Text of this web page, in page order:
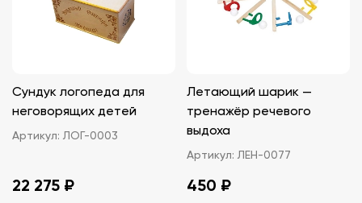
Сундук логопеда для
неговорящих детей
Артикул: ЛОГ-0003
22 275 ₽
Летающий шарик —
тренажёр речевого
выдоха
Артикул: ЛЕН-0077
450 ₽